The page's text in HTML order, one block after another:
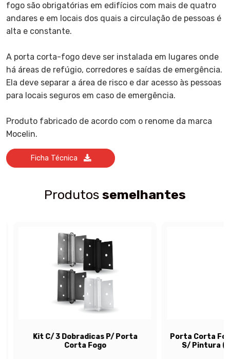
fogo são obrigatórias em edifícios com mais de quatro
andares e em locais dos quais a circulação de pessoas é
alta e constante.
A porta corta-fogo deve ser instalada em lugares onde
há áreas de refúgio, corredores e saídas de emergência.
Ela deve separar a área de risco e dar acesso às pessoas
para locais seguros em caso de emergência.
Produto fabricado de acordo com o renome da marca
Mocelin.
Ficha Técnica
Produtos semelhantes
Kit C/ 3 Dobradicas P/ Porta
Corta Fogo
Porta Corta
S/ Pintura